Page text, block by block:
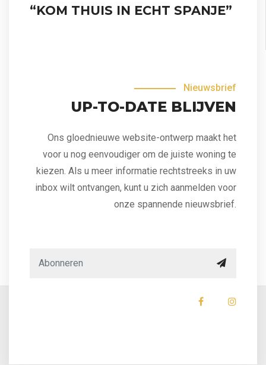
“KOM THUIS IN ECHT SPANJE”
Nieuwsbrief
UP-TO-DATE BLIJVEN
Ons gloednieuwe website-ontwerp maakt het
voor u nog eenvoudiger om de juiste woning te
kiezen. Als u meer informatie rechtstreeks in uw
inbox wilt ontvangen, kunt u zich aanmelden voor
onze spannende nieuwsbrief.